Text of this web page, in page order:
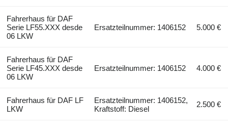
Fahrerhaus für DAF
Serie LF55.XXX desde
06 LKW
Ersatzteilnummer: 1406152 5.000 €
Fahrerhaus für DAF
Serie LF45.XXX desde
06 LKW
Ersatzteilnummer: 1406152 4.000 €
Fahrerhaus für DAF LF
LKW
Ersatzteilnummer: 1406152,
Kraftstoff: Diesel
2.500 €